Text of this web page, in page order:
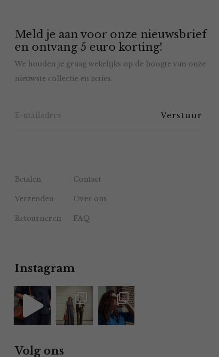
Meld je aan voor onze nieuwsbrief
en ontvang 5 euro korting!
We houden je graag wekelijks op de hoogte van onze
nieuwste collectie en acties.
Betalen Contact
Verzenden Over ons
Retourneren FAQ
Instagram
Volg ons